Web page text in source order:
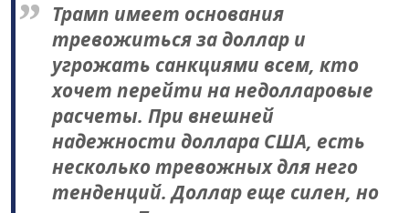
Трамп имеет основания
тревожиться за доллар и
угрожать санкциями всем, кто
хочет перейти на недолларовые
расчеты. При внешней
надежности доллара США, есть
несколько тревожных для него
тенденций. Доллар еще силен, но